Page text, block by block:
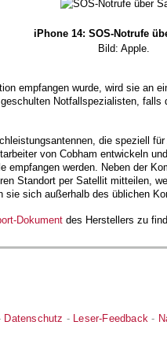
iPhone 14: SOS-Notrufe
Bild: Apple.
empfangen wurde, wird sie an
Notfallspezialisten,
die speziell
von Cobham entwickeln
empfangen werden. Neben der
Standort per Satellit mitteilen,
sie sich außerhalb des üblichen
Dokument des Herstellers zu
Datenschutz - Leser-Feedback -